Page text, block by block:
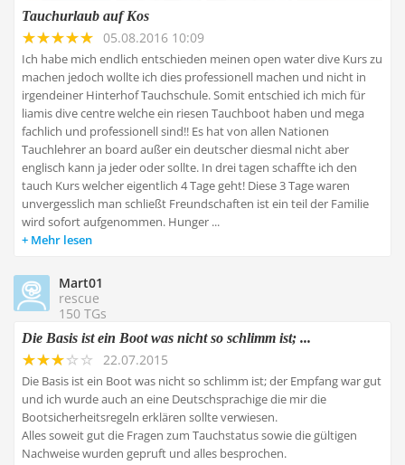
Tauchurlaub auf Kos
05.08.2016 10:09
Ich habe mich endlich entschieden meinen open water dive Kurs zu
machen jedoch wollte ich dies professionell machen und nicht in
irgendeiner Hinterhof Tauchschule. Somit entschied ich mich für
liamis dive centre welche ein riesen Tauchboot haben und mega
fachlich und professionell sind!! Es hat von allen Nationen
Tauchlehrer an board außer ein deutscher diesmal nicht aber
englisch kann ja jeder oder sollte. In drei tagen schaffte ich den
tauch Kurs welcher eigentlich 4 Tage geht! Diese 3 Tage waren
unvergesslich man schließt Freundschaften ist ein teil der Familie
wird sofort aufgenommen. Hunger ...
Mehr lesen
Mart01
rescue
150 TGs
Die Basis ist ein Boot was nicht so schlimm ist; ...
22.07.2015
Die Basis ist ein Boot was nicht so schlimm ist; der Empfang war gut
und ich wurde auch an eine Deutschsprachige die mir die
Bootsicherheitsregeln erklären sollte verwiesen.
Alles soweit gut die Fragen zum Tauchstatus sowie die gültigen
Nachweise wurden gepruft und alles besprochen.